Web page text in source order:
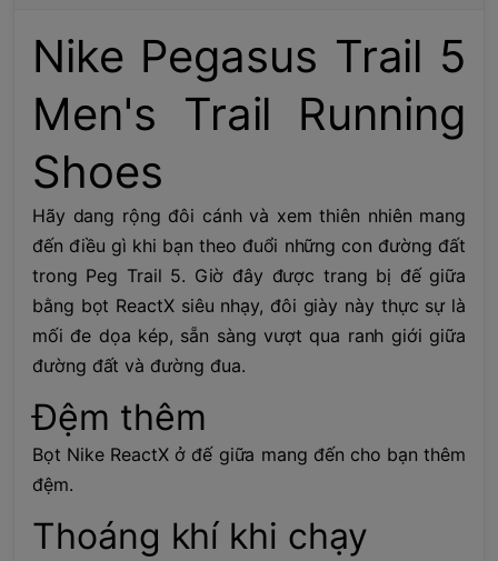
Nike Pegasus Trail 5
Men's Trail Running
Shoes
Hãy dang rộng đôi cánh và xem thiên nhiên mang
đến điều gì khi bạn theo đuổi những con đường đất
trong Peg Trail 5. Giờ đây được trang bị đế giữa
bằng bọt ReactX siêu nhạy, đôi giày này thực sự là
mối đe dọa kép, sẵn sàng vượt qua ranh giới giữa
đường đất và đường đua.
Đệm thêm
Bọt Nike ReactX ở đế giữa mang đến cho bạn thêm
đệm.
Thoáng khí khi chạy